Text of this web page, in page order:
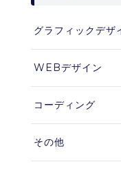
グラフィックデザ
WEBデザイン
コーディング
その他